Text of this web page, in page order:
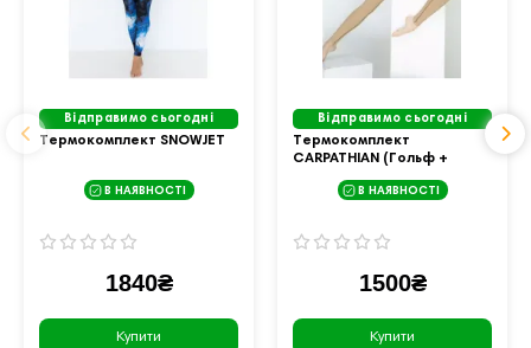
Відправимо сьогодні
Термокомплект SNOWJET
В НАЯВНОСТІ
1840₴
Купити
Відправимо сьогодні
Термокомплект
CARPATHIAN (Гольф +
В НАЯВНОСТІ
1500₴
Купити